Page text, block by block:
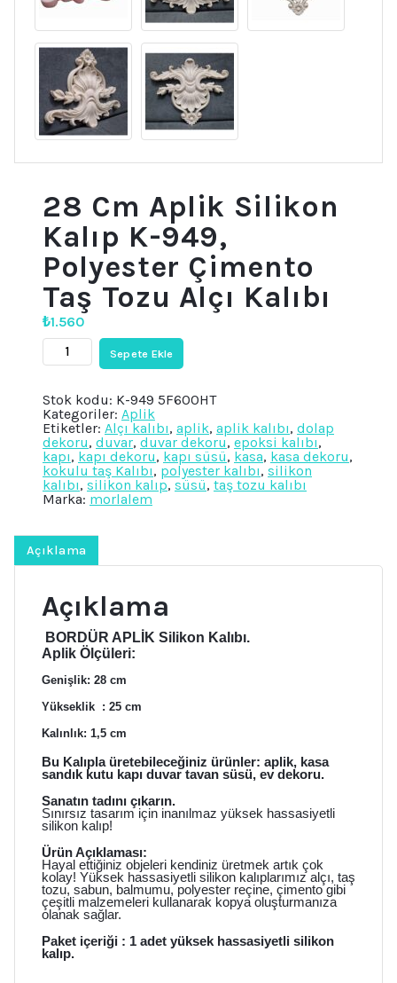
28 Cm Aplik Silikon
Kalıp K-949,
Polyester Çimento
Taş Tozu Alçı Kalıbı
₺1.560
28
Kalıp
K-
949,
Polyester
Çimento
Taş
Tozu
Alçı
Sepete Ekle
Stok kodu: K-949 5F600HT
Kategoriler: Aplik
Etiketler: Alçı kalıbı, aplik, aplik kalıbı, dolap
dekoru, duvar, duvar dekoru, epoksi kalıbı,
kapı, kapı dekoru, kapı süsü, kasa, kasa dekoru,
kokulu taş Kalıbı, polyester kalıbı, silikon
kalıbı, silikon kalıp, süsü, taş tozu kalıbı
Marka: morlalem
Açıklama
Açıklama
BORDÜR APLİK Silikon Kalıbı.
Aplik Ölçüleri:
Genişlik: 28 cm
Yükseklik : 25 cm
Kalınlık: 1,5 cm
Bu Kalıpla üretebileceğiniz ürünler: aplik, kasa
sandık kutu kapı duvar tavan süsü, ev dekoru.
Sanatın tadını çıkarın.
Sınırsız tasarım için inanılmaz yüksek hassasiyetli
silikon kalıp!
Ürün Açıklaması:
Hayal ettiğiniz objeleri kendiniz üretmek artık çok
kolay! Yüksek hassasiyetli silikon kalıplarımız alçı, taş
tozu, sabun, balmumu, polyester reçine, çimento gibi
çeşitli malzemeleri kullanarak kopya oluşturmanıza
olanak sağlar.
Paket içeriği : 1 adet yüksek hassasiyetli silikon
kalıp.